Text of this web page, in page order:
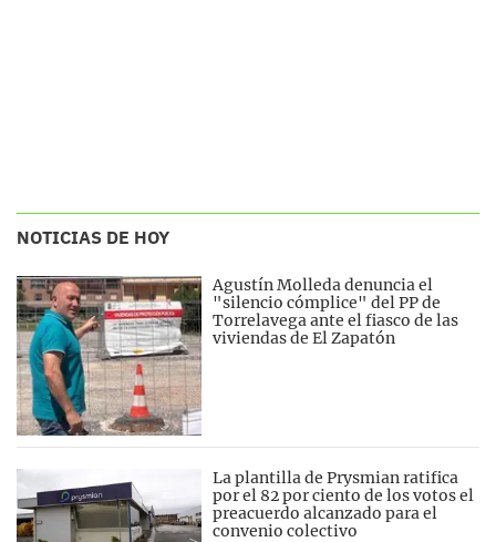
NOTICIAS DE HOY
Agustín Molleda denuncia el
"silencio cómplice" del PP de
Torrelavega ante el fiasco de las
viviendas de El Zapatón
La plantilla de Prysmian ratifica
por el 82 por ciento de los votos el
preacuerdo alcanzado para el
convenio colectivo